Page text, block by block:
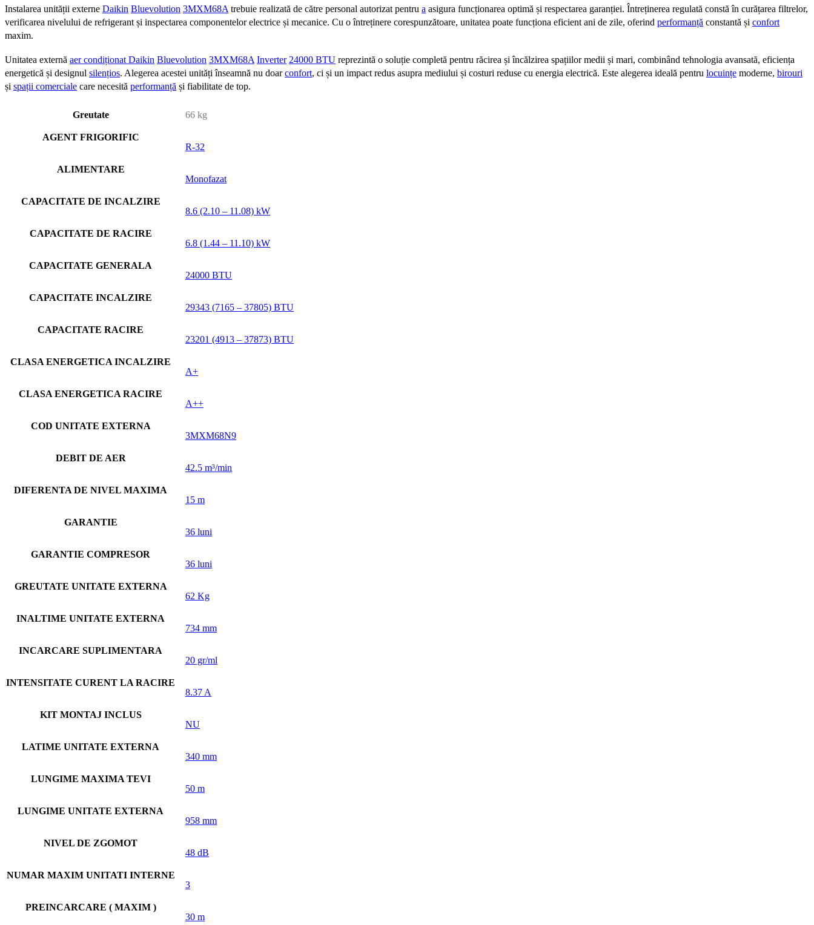
Instalarea unității externe Daikin Bluevolution 3MXM68A trebuie realizată de către personal autorizat pentru a asigura funcționarea optimă și respectarea garanției. Întreținerea regulată constă în curățarea filtrelor,
verificarea nivelului de refrigerant și inspectarea componentelor electrice și mecanice. Cu o întreținere corespunzătoare, unitatea poate funcționa eficient ani de zile, oferind performanță constantă și confort
maxim.
Unitatea externă aer condiționat Daikin Bluevolution 3MXM68A Inverter 24000 BTU reprezintă o soluție completă pentru răcirea și încălzirea spațiilor medii și mari, combinând tehnologia avansată, eficiența
energetică și designul silențios. Alegerea acestei unități înseamnă nu doarconfort, ci și un impact redus asupra mediului și costuri reduse cu energia electrică. Este alegerea ideală pentru locuințe moderne, birouri
și spații comerciale care necesită performanță și fiabilitate de top.
Greutate 66 kg
AGENT FRIGORIFIC
R-32
ALIMENTARE
Monofazat
CAPACITATE DE INCALZIRE
8.6 (2.10 – 11.08) kW
CAPACITATE DE RACIRE
6.8 (1.44 – 11.10) kW
CAPACITATE GENERALA
24000 BTU
CAPACITATE INCALZIRE
29343 (7165 – 37805) BTU
CAPACITATE RACIRE
23201 (4913 – 37873) BTU
CLASA ENERGETICA INCALZIRE
A+
CLASA ENERGETICA RACIRE
A++
COD UNITATE EXTERNA
3MXM68N9
DEBIT DE AER
42.5 m³/min
DIFERENTA DE NIVEL MAXIMA
15 m
GARANTIE
36 luni
GARANTIE COMPRESOR
36 luni
GREUTATE UNITATE EXTERNA
62 Kg
INALTIME UNITATE EXTERNA
734 mm
INCARCARE SUPLIMENTARA
20 gr/ml
INTENSITATE CURENT LA RACIRE
8.37 A
KIT MONTAJ INCLUS
NU
LATIME UNITATE EXTERNA
340 mm
LUNGIME MAXIMA TEVI
50 m
LUNGIME UNITATE EXTERNA
958 mm
NIVEL DE ZGOMOT
48 dB
NUMAR MAXIM UNITATI INTERNE
3
PREINCARCARE ( MAXIM )
30 m